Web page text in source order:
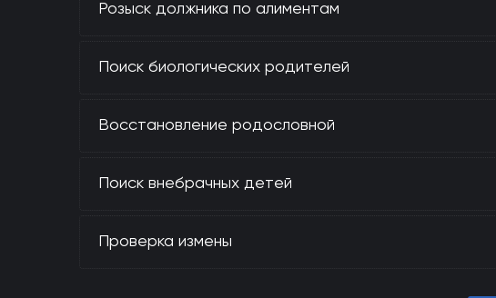
Розыск должника по алиментам
Поиск биологических родителей
Восстановление родословной
Поиск внебрачных детей
Проверка измены